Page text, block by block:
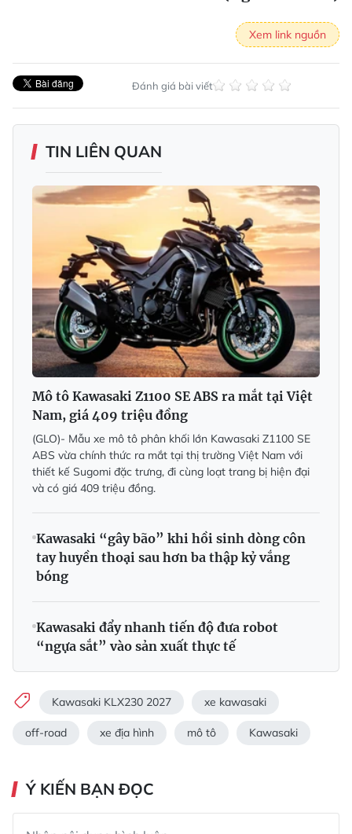
Xem link nguồn
Đánh giá bài viết
TIN LIÊN QUAN
Mô tô Kawasaki Z1100 SE ABS ra mắt tại Việt
Nam, giá 409 triệu đồng
(GLO)- Mẫu xe mô tô phân khối lớn Kawasaki Z1100 SE
ABS vừa chính thức ra mắt tại thị trường Việt Nam với
thiết kế Sugomi đặc trưng, đi cùng loạt trang bị hiện đại
và có giá 409 triệu đồng.
Kawasaki “gây bão” khi hồi sinh dòng côn
tay huyền thoại sau hơn ba thập kỷ vắng
bóng
Kawasaki đẩy nhanh tiến độ đưa robot
“ngựa sắt” vào sản xuất thực tế
Kawasaki KLX230 2027 xe kawasaki
off-road xe địa hình mô tô Kawasaki
Ý KIẾN BẠN ĐỌC